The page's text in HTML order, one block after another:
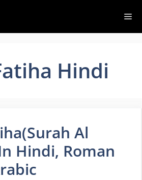
Hindi
Al
Hindi, Roman